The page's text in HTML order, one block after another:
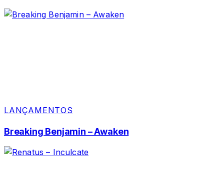
LANÇAMENTOS
Breaking Benjamin – Awaken